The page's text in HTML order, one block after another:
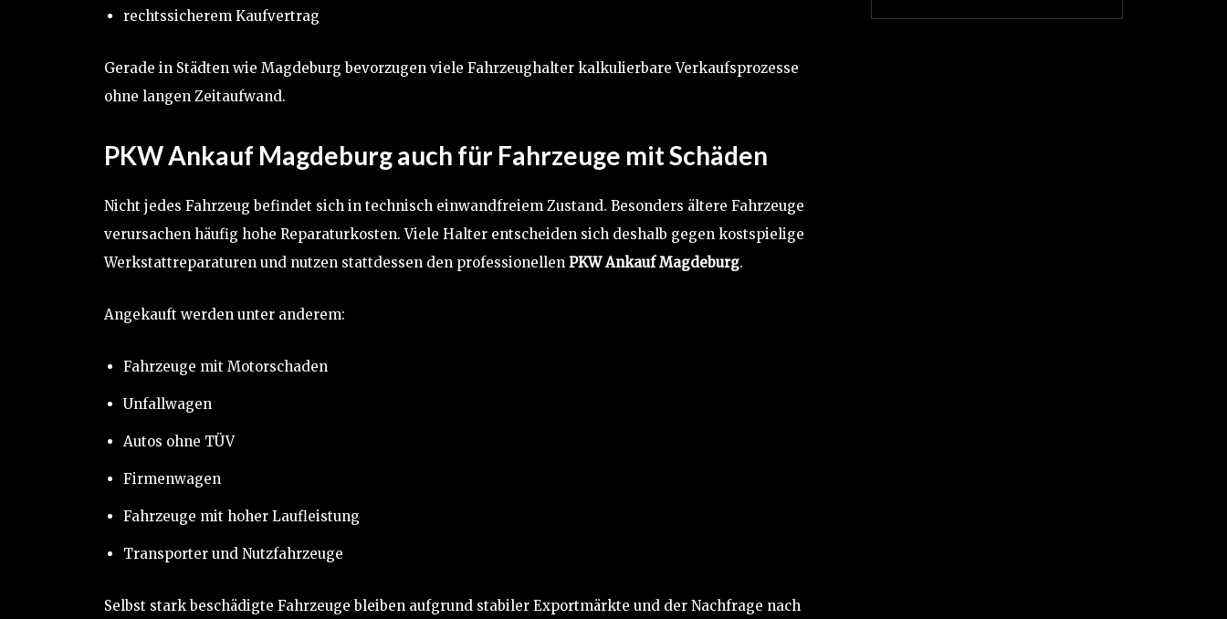
rechtssicherem Kaufvertrag
Gerade in Städten wie Magdeburg bevorzugen viele Fahrzeughalter kalkulierbare Verkaufsprozesse
ohne langen Zeitaufwand.
PKW Ankauf Magdeburg auch für Fahrzeuge mit Schäden
Nicht jedes Fahrzeug befindet sich in technisch einwandfreiem Zustand. Besonders ältere Fahrzeuge
verursachen häufig hohe Reparaturkosten. Viele Halter entscheiden sich deshalb gegen kostspielige
Werkstattreparaturen und nutzen stattdessen den professionellen PKW Ankauf Magdeburg.
Angekauft werden unter anderem:
Fahrzeuge mit Motorschaden
Unfallwagen
Autos ohne TÜV
Firmenwagen
Fahrzeuge mit hoher Laufleistung
Transporter und Nutzfahrzeuge
Selbst stark beschädigte Fahrzeuge bleiben aufgrund stabiler Exportmärkte und der Nachfrage nach